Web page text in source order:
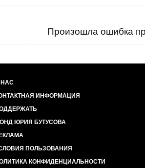
Произошла ошибка
ИНФОРМАЦИЯ
ЮРИЯ БУТУСОВА
ПОЛЬЗОВАНИЯ
КОНФИДЕНЦИАЛЬНОСТИ